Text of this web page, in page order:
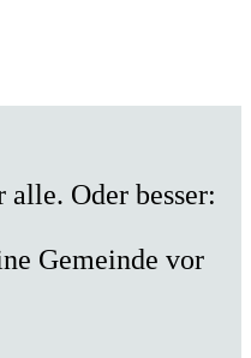
Oder besser:
Gemeinde vor